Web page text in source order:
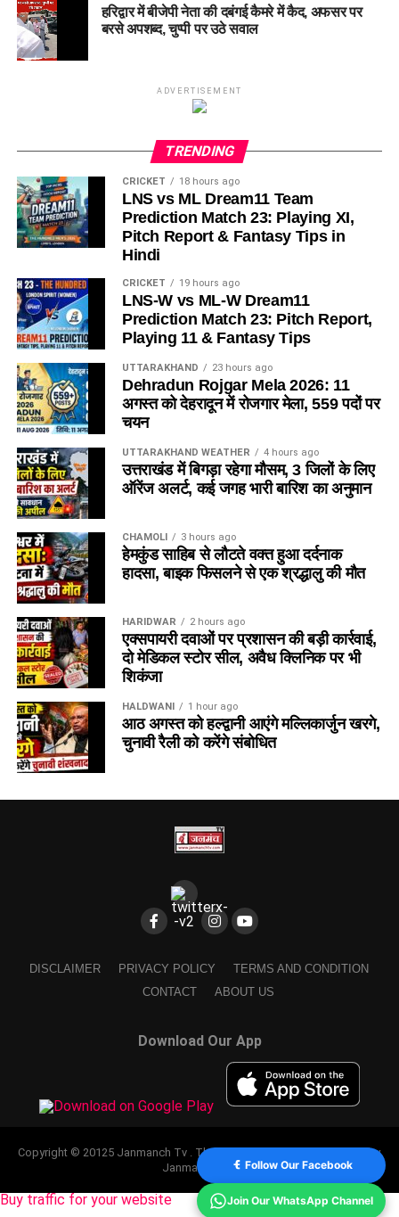
हरिद्वार में बीजेपी नेता की दबंगई कैमरे में कैद, अफसर पर
बरसे अपशब्द, चुप्पी पर उठे सवाल
ADVERTISEMENT
TRENDING
CRICKET 18 hours ago
LNS vs ML Dream11 Team
Prediction Match 23: Playing XI,
Pitch Report & Fantasy Tips in
Hindi
CRICKET 19 hours ago
LNS-W vs ML-W Dream11
Prediction Match 23: Pitch Report,
Playing 11 & Fantasy Tips
UTTARAKHAND 23 hours ago
Dehradun Rojgar Mela 2026: 11
अगस्त को देहरादून में रोजगार मेला, 559 पदों पर
चयन
UTTARAKHAND WEATHER 4 hours ago
उत्तराखंड में बिगड़ा रहेगा मौसम, 3 जिलों के लिए
ऑरेंज अलर्ट, कई जगह भारी बारिश का अनुमान
CHAMOLI 3 hours ago
हेमकुंड साहिब से लौटते वक्त हुआ दर्दनाक
हादसा, बाइक फिसलने से एक श्रद्धालु की मौत
HARIDWAR 2 hours ago
एक्सपायरी दवाओं पर प्रशासन की बड़ी कार्रवाई,
दो मेडिकल स्टोर सील, अवैध क्लिनिक पर भी
शिकंजा
HALDWANI 1 hour ago
आठ अगस्त को हल्द्वानी आएंगे मल्लिकार्जुन खरगे,
चुनावी रैली को करेंगे संबोधित
DISCLAIMER PRIVACY POLICY
TERMS AND CONDITION
CONTACT
ABOUT US
Download Our App
Copyright © 20125 Janmanch Tv . Theme by SSDIGIMARK. powered by
Janmanch TV.
Buy traffic for your website
Follow Our Facebook
Join Our WhatsApp Channel